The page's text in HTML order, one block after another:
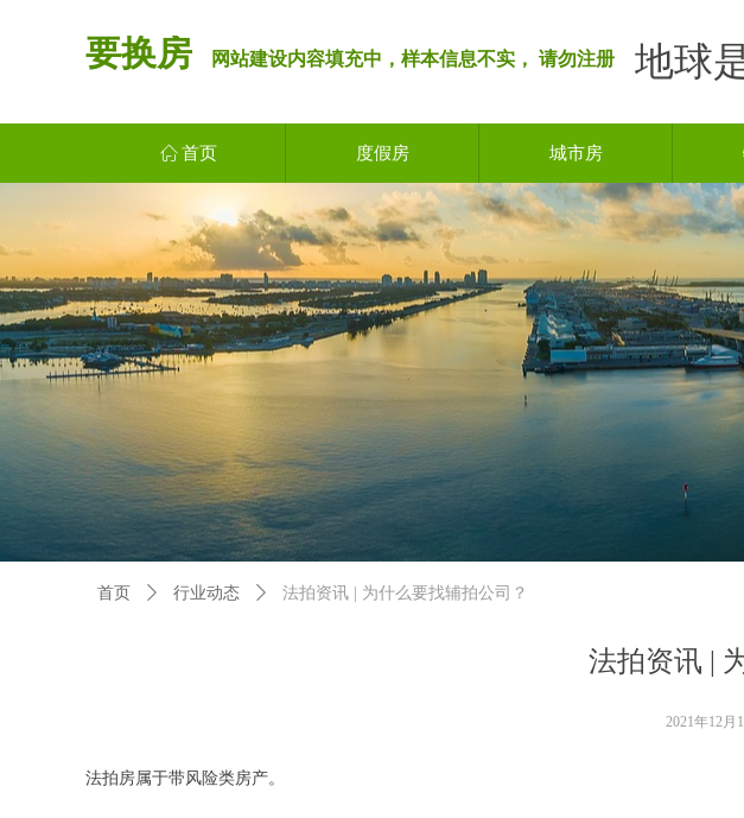
要换房 网站建设内容填充中，样本信息不实， 请勿注册 地球
ꀇ 首页 度假房 城市房
法拍资讯 |
法拍房属于带风险类房产。
2021年12月
首页 ꄲ 行业动态 ꄲ 法拍资讯 | 为什么要找辅拍公司？